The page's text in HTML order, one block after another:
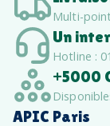
Multi-
Un
Hotline :
+5000
APIC Paris